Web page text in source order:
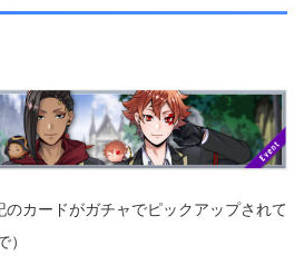
カードがガチャでピックアップされて